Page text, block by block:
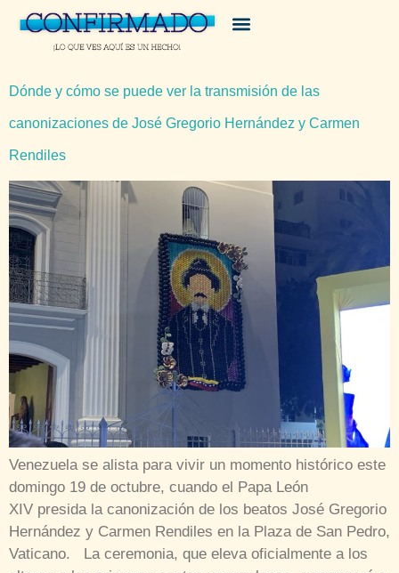
Dónde y cómo se puede ver la transmisión de las
canonizaciones de José Gregorio Hernández y Carmen
Rendiles
Venezuela se alista para vivir un momento histórico este
domingo 19 de octubre, cuando el Papa León
XIV presida la canonización de los beatos José Gregorio
Hernández y Carmen Rendiles en la Plaza de San Pedro,
Vaticano. La ceremonia, que eleva oficialmente a los